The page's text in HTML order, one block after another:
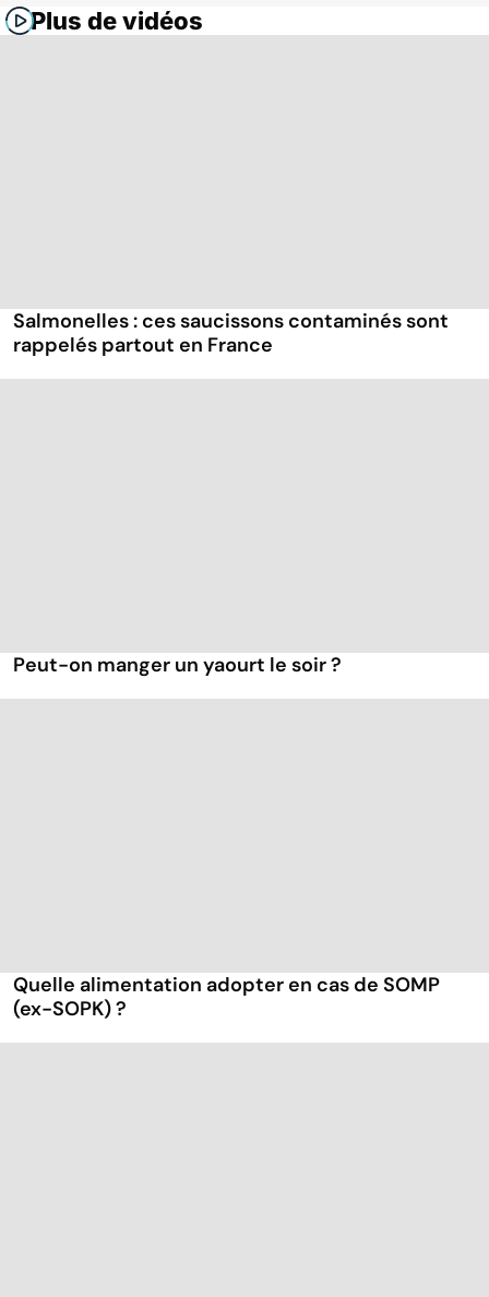
Plus de vidéos
Salmonelles : ces saucissons contaminés sont
rappelés partout en France
Peut-on manger un yaourt le soir ?
Quelle alimentation adopter en cas de SOMP
(ex-SOPK) ?